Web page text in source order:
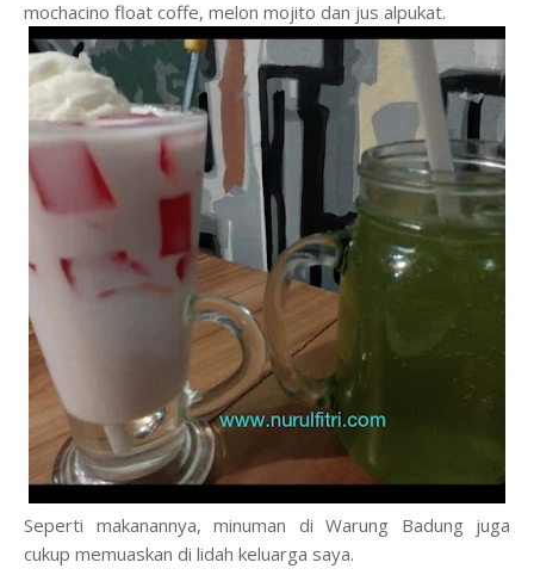
mochacino float coffe, melon mojito dan jus alpukat.
Seperti makanannya, minuman di Warung Badung juga
cukup memuaskan di lidah keluarga saya.